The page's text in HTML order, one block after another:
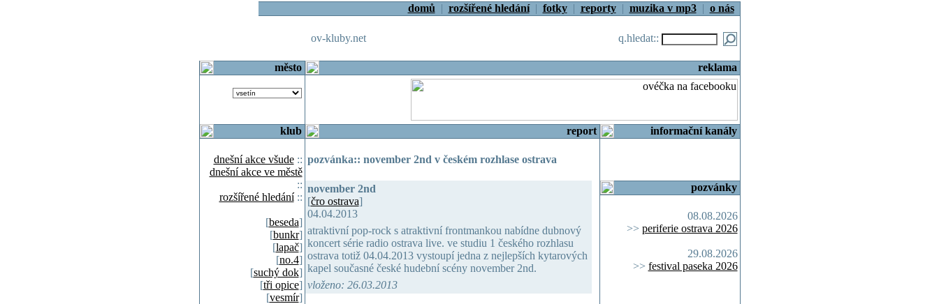
domů | rozšířené hledání| fotky| reporty| muzika v mp3| o nás
ov-kluby.net q.hledat::
město reklama
klub
dnešní akce všude::
dnešní akce ve městě
::
rozšířené hledání::
[beseda]
[bunkr]
[lapač]
[no.4]
[suchý dok]
[tři opice]
[vesmír]
report
pozvánka:: november 2nd v českém rozhlase ostrava
november 2nd
[čro ostrava]
04.04.2013
atraktivní pop-rock s atraktivní frontmankou nabídne dubnový
koncert série radio ostrava live. ve studiu 1 českého rozhlasu
ostrava totiž 04.04.2013 vystoupí jedna z nejlepších kytarových
kapel současné české hudební scény november 2nd.
vloženo: 26.03.2013
informační kanály
pozvánky
08.08.2026
>> periferie ostrava 2026
29.08.2026
>> festival paseka 2026